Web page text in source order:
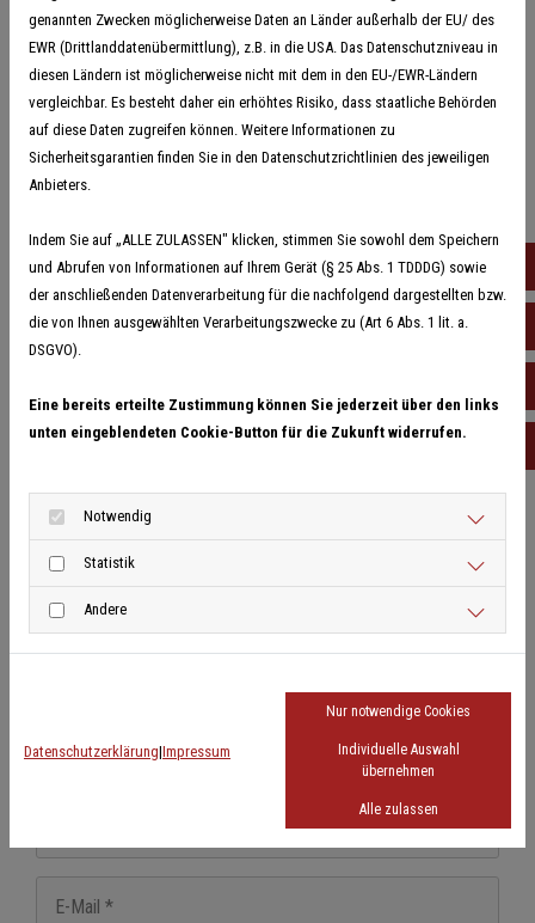
Donnerstag
08:00 - 17:00
Freitag
08:00 - 17:00
Samstag
Geschlossen
Sonntag
Geschlossen
Google Maps inaktiv
Aufgrund Ihrer Cookie-Einstellungen kann dieses
Modul nicht geladen werden.
Cookie Einstellungen
Schreiben Sie uns eine Nachricht
genannten Zwecken möglicherweise Daten an Länder außerhalb der EU/ des
EWR (Drittlanddatenübermittlung), z.B. in die USA. Das Datenschutzniveau in
diesen Ländern ist möglicherweise nicht mit dem in den EU-/EWR-Ländern
vergleichbar. Es besteht daher ein erhöhtes Risiko, dass staatliche Behörden
auf diese Daten zugreifen können. Weitere Informationen zu
Sicherheitsgarantien finden Sie in den Datenschutzrichtlinien des jeweiligen
Anbieters.
Indem Sie auf „ALLE ZULASSEN" klicken, stimmen Sie sowohl dem Speichern
und Abrufen von Informationen auf Ihrem Gerät (§ 25 Abs. 1 TDDDG) sowie
der anschließenden Datenverarbeitung für die nachfolgend dargestellten bzw.
die von Ihnen ausgewählten Verarbeitungszwecke zu (Art 6 Abs. 1 lit. a.
DSGVO).
Eine bereits erteilte Zustimmung können Sie jederzeit über den links
unten eingeblendeten Cookie-Button für die Zukunft widerrufen.
Notwendig
Statistik
Andere
Datenschutzerklärung|Impressum
Nur notwendige Cookies
Individuelle Auswahl
übernehmen
Alle zulassen